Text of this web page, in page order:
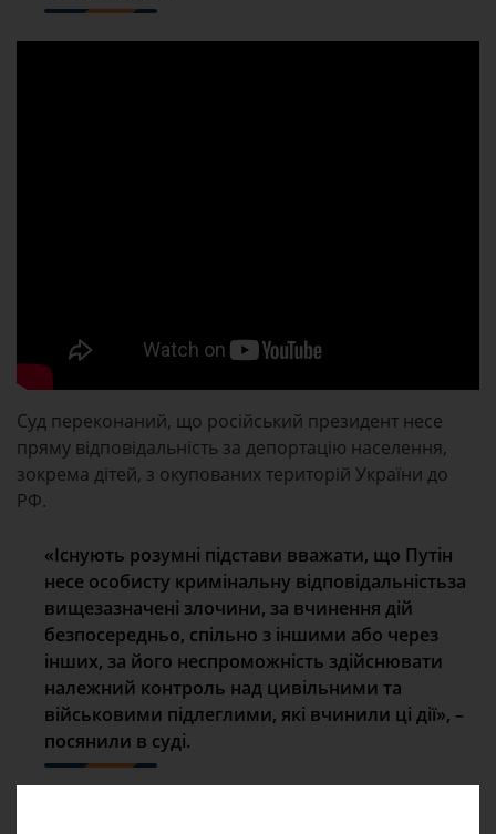
Суд переконаний, що російський президент несе
пряму відповідальність за депортацію населення,
зокрема дітей, з окупованих територій України до
РФ.
«Існують розумні підстави вважати, що Путін
несе особисту кримінальну відповідальністьза
вищезазначені злочини, за вчинення дій
безпосередньо, спільно з іншими або через
інших, за його неспроможність здійснювати
належний контроль над цивільними та
військовими підлеглими, які вчинили ці дії», –
посянили в суді.